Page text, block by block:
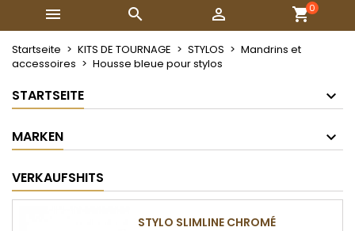
   0
Startseite KITS DE TOURNAGE STYLOS
Mandrins et
accessoires
Housse bleue pour stylos
STARTSEITE
MARKEN
VERKAUFSHITS
STYLO SLIMLINE CHROMÉ
Abbrechen Anmelden